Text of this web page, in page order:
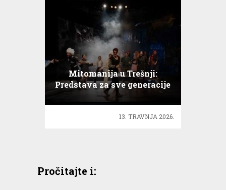
Mitomanija u Trešnji:
Predstava za sve generacije
13. TRAVNJA 2026.
Pročitajte i: